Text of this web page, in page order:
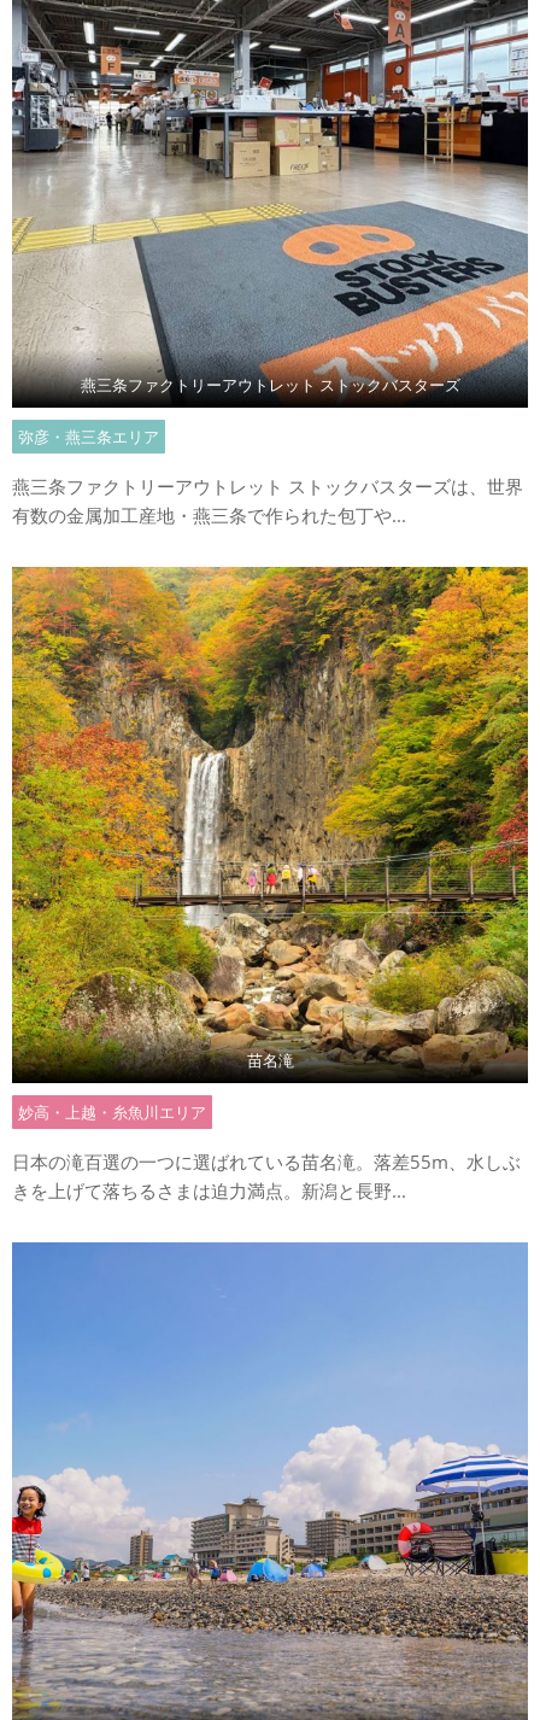
燕三条ファクトリーアウトレット ストックバスターズ
弥彦・燕三条エリア
燕三条ファクトリーアウトレット ストックバスターズは、世界
有数の金属加工産地・燕三条で作られた包丁や...
苗名滝
妙高・上越・糸魚川エリア
日本の滝百選の一つに選ばれている苗名滝。落差55m、水しぶ
きを上げて落ちるさまは迫力満点。新潟と長野...